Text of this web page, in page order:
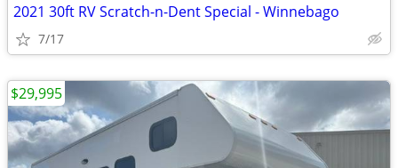
2021 30ft RV Scratch-n-Dent Special - Winnebago
7/17
$29,995